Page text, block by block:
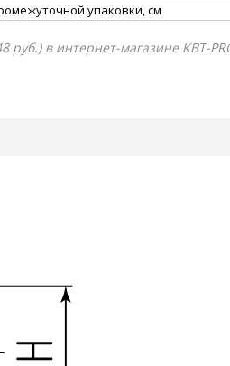
упаковки, см
в интернет-магазине КВТ-